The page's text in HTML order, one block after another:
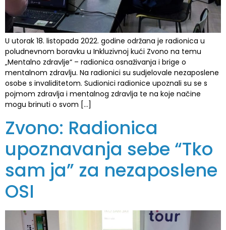
U utorak 18. listopada 2022. godine održana je radionica u
poludnevnom boravku u Inkluzivnoj kući Zvono na temu
„Mentalno zdravlje“ – radionica osnaživanja i brige o
mentalnom zdravlju. Na radionici su sudjelovale nezaposlene
osobe s invaliditetom. Sudionici radionice upoznali su se s
pojmom zdravlja i mentalnog zdravlja te na koje načine
mogu brinuti o svom […]
Zvono: Radionica
upoznavanja sebe “Tko
sam ja” za nezaposlene
OSI